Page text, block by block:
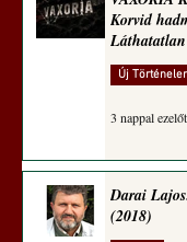
Korvid
Láthatatlan
Új
3 nappal
Darai
(2018)